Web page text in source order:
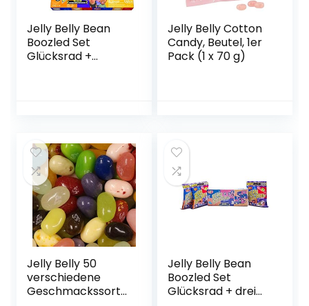
Jelly Belly Bean
Boozled Set
Glücksrad +
Jelly Belly Cotton
Candy, Beutel, 1er
Pack (1 x 70 g)
Jelly Belly 50
verschiedene
Geschmackssorte
Jelly Belly Bean
Boozled Set
Glücksrad + drei